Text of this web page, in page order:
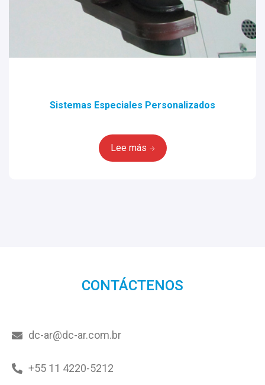
Sistemas Especiales Personalizados
Lee más
CONTÁCTENOS
dc-ar@dc-ar.com.br
+55 11 4220-5212